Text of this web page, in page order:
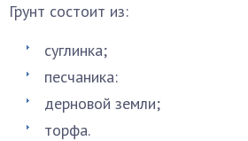
Грунт состоит из:
суглинка;
песчаника:
дерновой земли;
торфа.